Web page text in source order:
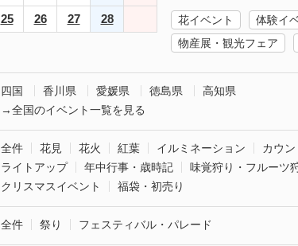
25 26 27 28 花イベント
体験イ
物産展・観光フェア
四国 香川県 愛媛県 徳島県
高知県
→全国のイベント一覧を見る
全件 花見 花火 紅葉 イルミネーション カウ
ライトアップ
年中行事・歳時記
味覚狩り・フルーツ
クリスマスイベント
福袋・初売り
全件 祭り フェスティバル・パレード